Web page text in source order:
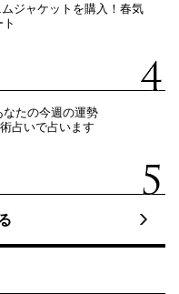
ジャケットを購入！春気
たの今週の運勢
占いで占います